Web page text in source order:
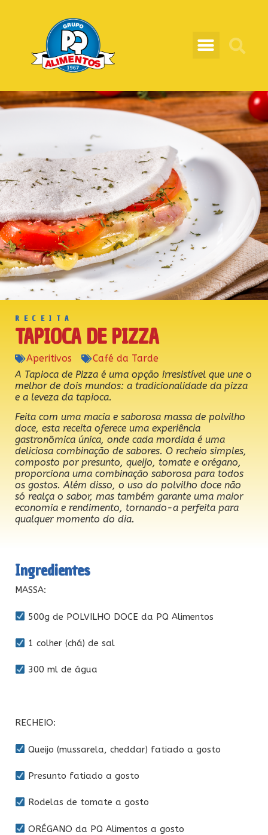
RECEITA
TAPIOCA DE PIZZA
Aperitivos
Café da Tarde
A Tapioca de Pizza é uma opção irresistível que une o
melhor de dois mundos: a tradicionalidade da pizza
e a leveza da tapioca.
Feita com uma macia e saborosa massa de polvilho
doce, esta receita oferece uma experiência
gastronômica única, onde cada mordida é uma
deliciosa combinação de sabores. O recheio simples,
composto por presunto, queijo, tomate e orégano,
proporciona uma combinação saborosa para todos
os gostos. Além disso, o uso do polvilho doce não
só realça o sabor, mas também garante uma maior
economia e rendimento, tornando-a perfeita para
qualquer momento do dia.
Ingredientes
MASSA:
500g de POLVILHO DOCE da PQ Alimentos
1 colher (chá) de sal
300 ml de água
RECHEIO:
Queijo (mussarela, cheddar) fatiado a gosto
Presunto fatiado a gosto
Rodelas de tomate a gosto
ORÉGANO da PQ Alimentos a gosto